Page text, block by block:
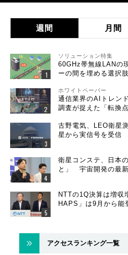
週間 月間
ソリューション特集
60GHz帯無線LAN
ーの間を埋める選択
ホワイトペーパー
通信業界のAIトレン
調査が捉えた「転換点
古野電気、LEO衛星
星から実信号を受信
衛星コンステ、日本
と」 宇宙開発の最
NTTの1Q決算は増
HAPS」は9月から能
アクセスランキング一覧